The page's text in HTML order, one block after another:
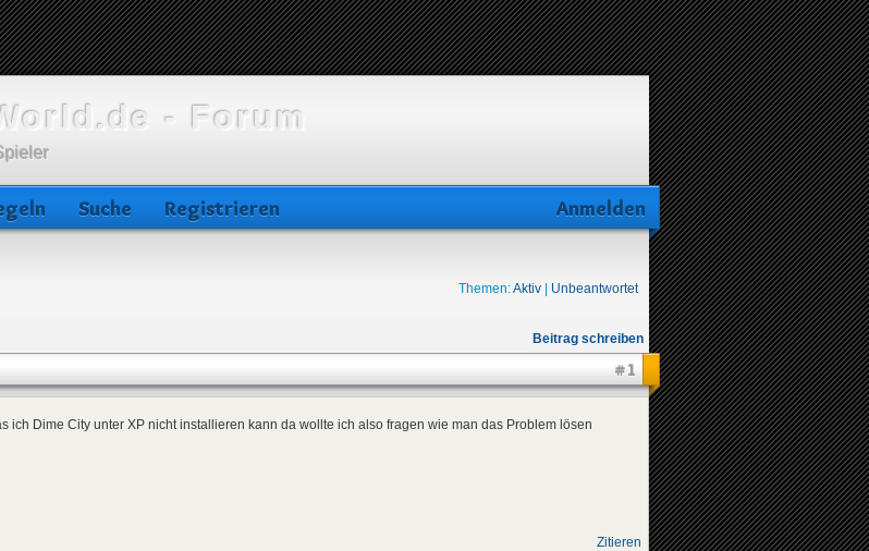
- Forum
Suche Registrieren Anmelden
Themen:Aktiv
Unbeantwortet
Beitrag schreiben
#1
ich Dime City unter XP nicht installieren kann da wollte ich also fragen wie man das Problem lösen
Zitieren